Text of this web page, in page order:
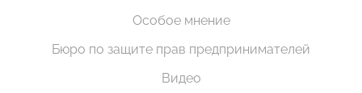
Особое мнение
Бюро по защите прав предпринимателей
Видео